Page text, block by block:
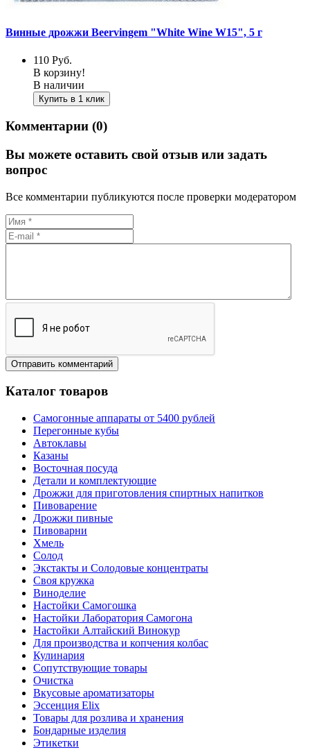
Винные дрожжи Beervingem "White Wine W15", 5 г
110 Руб.
В корзину!
В наличии
Купить в 1 клик
Комментарии (0)
Вы можете оставить свой отзыв или задать
вопрос
Все комментарии публикуются после проверки модератором
Каталог товаров
Самогонные аппараты от 5400 рублей
Перегонные кубы
Автоклавы
Казаны
Восточная посуда
Детали и комплектующие
Дрожжи для приготовления спиртных напитков
Пивоварение
Дрожжи пивные
Пивоварни
Хмель
Солод
Экстакты и Солодовые концентраты
Своя кружка
Виноделие
Настойки Самогошка
Настойки Лаборатория Самогона
Настойки Алтайский Винокур
Для производства и копчения колбас
Кулинария
Сопутствующие товары
Очистка
Вкусовые ароматизаторы
Эссенция Elix
Товары для розлива и хранения
Бондарные изделия
Этикетки